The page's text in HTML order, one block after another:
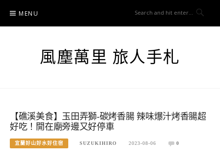
content
MENU
風塵萬里 旅人手札
【礁溪美食】玉田弄獅-碳烤香腸 辣味爆汁烤香腸超
好吃！開在廟旁邊又好停車
宜蘭好山好水好住宿 SUZUKIHIRO 2023-08-06 0